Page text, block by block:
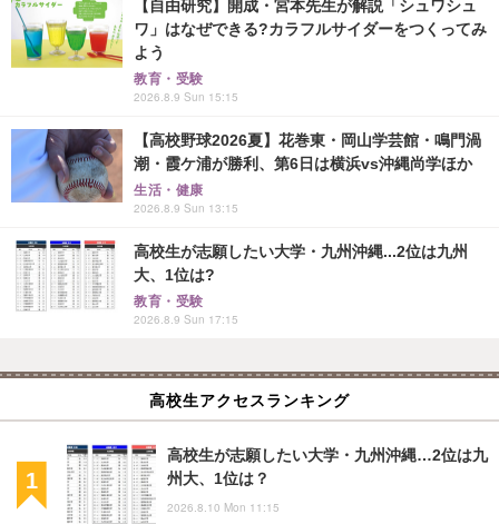
【自由研究】開成・宮本先生が解説「シュワシュ
ワ」はなぜできる?カラフルサイダーをつくってみ
よう
教育・受験
2026.8.9 Sun 15:15
【高校野球2026夏】花巻東・岡山学芸館・鳴門渦
潮・霞ケ浦が勝利、第6日は横浜vs沖縄尚学ほか
生活・健康
2026.8.9 Sun 13:15
高校生が志願したい大学・九州沖縄...2位は九州
大、1位は?
教育・受験
2026.8.9 Sun 17:15
高校生アクセスランキング
高校生が志願したい大学・九州沖縄…2位は九
州大、1位は？
2026.8.10 Mon 11:15